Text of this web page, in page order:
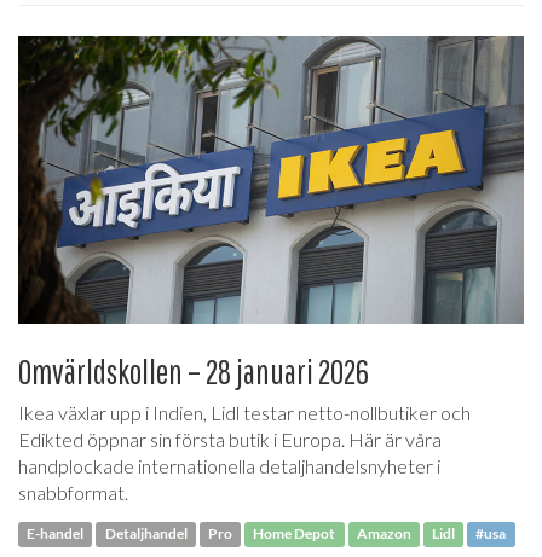
Omvärldskollen – 28 januari 2026
Ikea växlar upp i Indien, Lidl testar netto-nollbutiker och
Edikted öppnar sin första butik i Europa. Här är våra
handplockade internationella detaljhandelsnyheter i
snabbformat.
E-handel Detaljhandel Pro Home Depot Amazon Lidl #usa